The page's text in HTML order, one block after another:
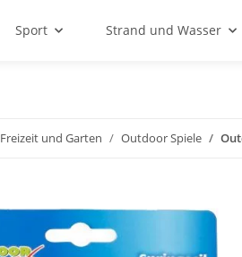
Sport Strand und Wasser
Freizeit und Garten Outdoor Spiele